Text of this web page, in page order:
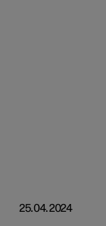
25.04.2024